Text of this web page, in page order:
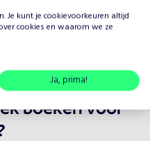
boeken voor
Je kunt je cookievoorkeuren altijd
cookies en waarom we ze
Ja, prima!